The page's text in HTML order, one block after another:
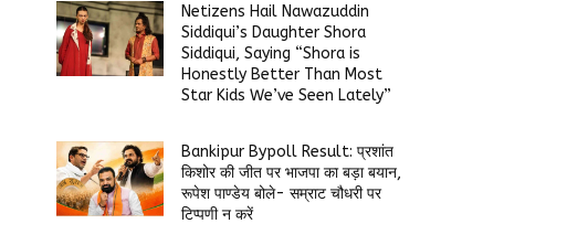
Netizens Hail Nawazuddin
Siddiqui’s Daughter Shora
Siddiqui, Saying “Shora is
Honestly Better Than Most
Star Kids We’ve Seen Lately”
Bankipur Bypoll Result: प्रशांत
किशोर की जीत पर भाजपा का बड़ा बयान,
रूपेश पाण्डेय बोले- सम्राट चौधरी पर
टिप्पणी न करें